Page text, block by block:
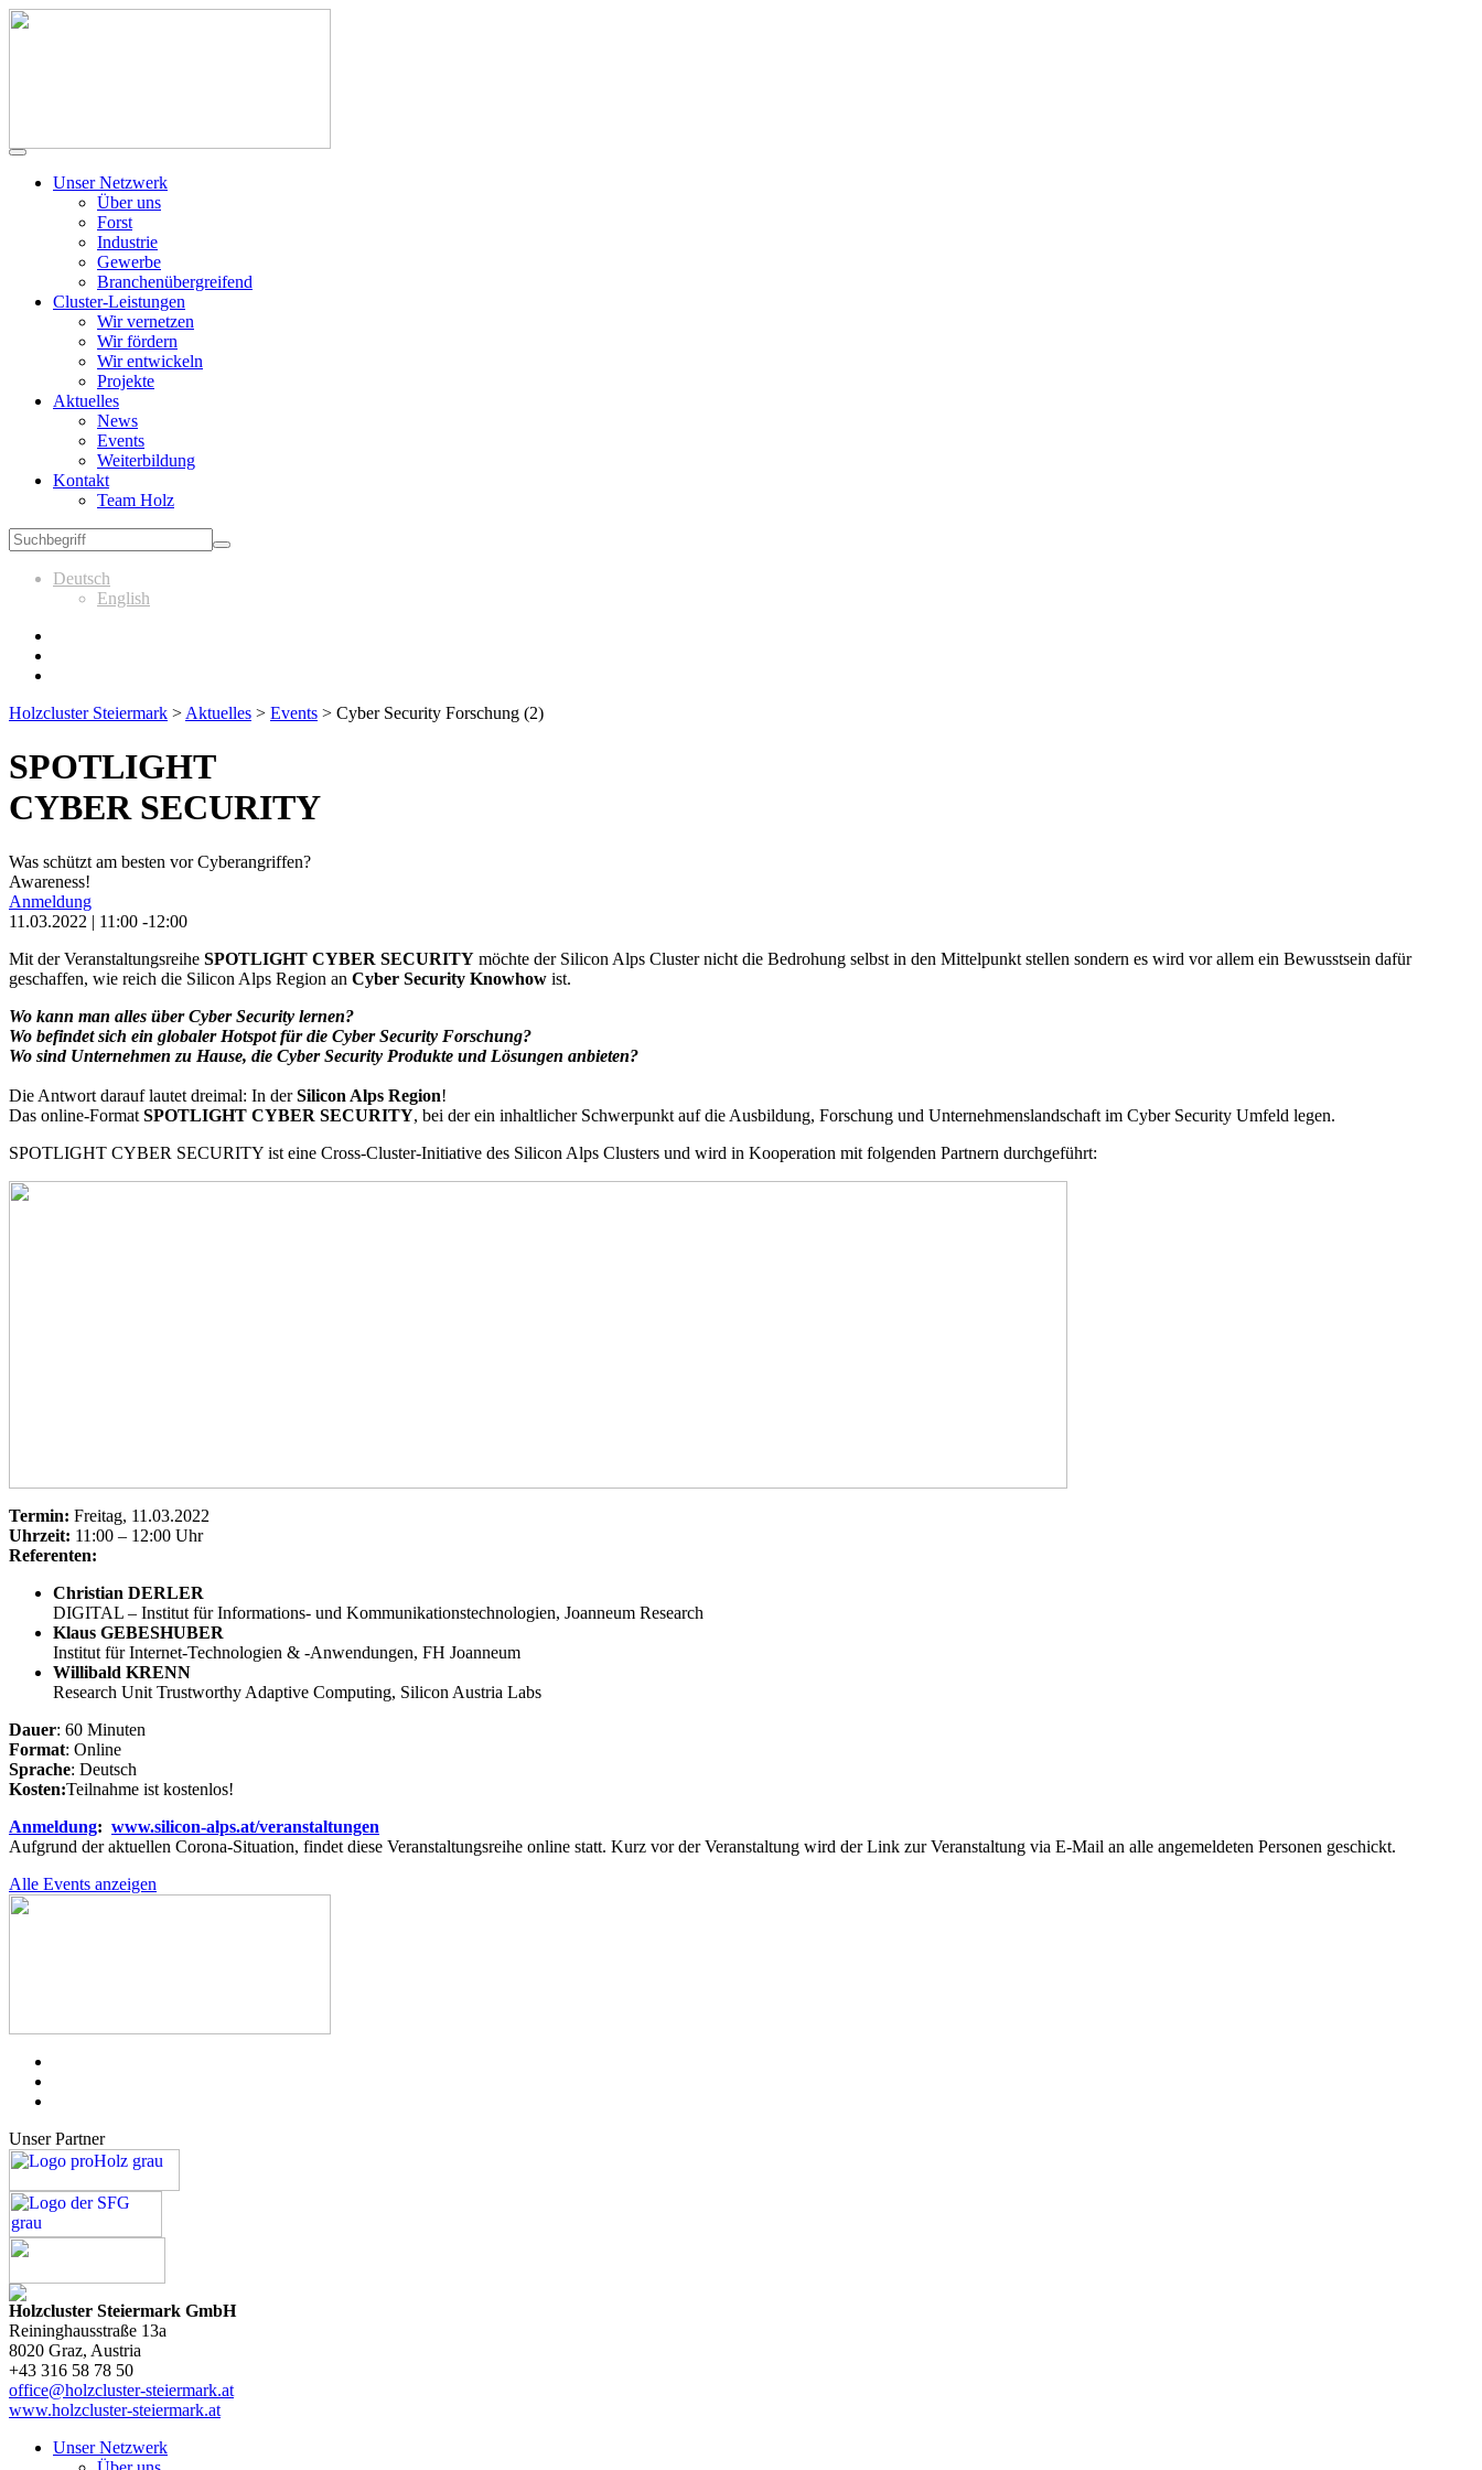
Unser Netzwerk
Über uns
Forst
Industrie
Gewerbe
Branchenübergreifend
Cluster-Leistungen
Wir vernetzen
Wir fördern
Wir entwickeln
Projekte
Aktuelles
News
Events
Weiterbildung
Kontakt
Team Holz
Deutsch
English
Holzcluster Steiermark > Aktuelles > Events > Cyber Security Forschung (2)
SPOTLIGHT
CYBER SECURITY
Was schützt am besten vor Cyberangriffen?
Awareness!
Anmeldung
11.03.2022 | 11:00 -12:00
Mit der Veranstaltungsreihe SPOTLIGHT CYBER SECURITY möchte der Silicon Alps Cluster nicht die Bedrohung selbst in den Mittelpunkt stellen sondern es wird vor allem ein Bewusstsein dafür
geschaffen, wie reich die Silicon Alps Region an Cyber Security Knowhow ist.
Wo kann man alles über Cyber Security lernen?
Wo befindet sich ein globaler Hotspot für die Cyber Security Forschung?
Wo sind Unternehmen zu Hause, die Cyber Security Produkte und Lösungen anbieten?
Die Antwort darauf lautet dreimal: In derSilicon Alps Region!
Das online-Format SPOTLIGHT CYBER SECURITY, bei der ein inhaltlicher Schwerpunkt auf die Ausbildung, Forschung und Unternehmenslandschaft im Cyber Security Umfeld legen.
SPOTLIGHT CYBER SECURITY ist eine Cross-Cluster-Initiative des Silicon Alps Clusters und wird in Kooperation mit folgenden Partnern durchgeführt:
Termin: Freitag, 11.03.2022
Uhrzeit: 11:00 – 12:00 Uhr
Referenten:
Christian DERLER
DIGITAL – Institut für Informations- und Kommunikationstechnologien, Joanneum Research
Klaus GEBESHUBER
Institut für Internet-Technologien & -Anwendungen, FH Joanneum
Willibald KRENN
Research Unit Trustworthy Adaptive Computing, Silicon Austria Labs
Dauer: 60 Minuten
Format: Online
Sprache: Deutsch
Kosten:Teilnahme ist kostenlos!
Anmeldung: www.silicon-alps.at/veranstaltungen
Aufgrund der aktuellen Corona-Situation, findet diese Veranstaltungsreihe online statt. Kurz vor der Veranstaltung wird der Link zur Veranstaltung via E-Mail an alle angemeldeten Personen geschickt.
Alle Events anzeigen
Unser Partner
Holzcluster Steiermark GmbH
Reininghausstraße 13a
8020 Graz, Austria
+43 316 58 78 50
office@holzcluster-steiermark.at
www.holzcluster-steiermark.at
Unser Netzwerk